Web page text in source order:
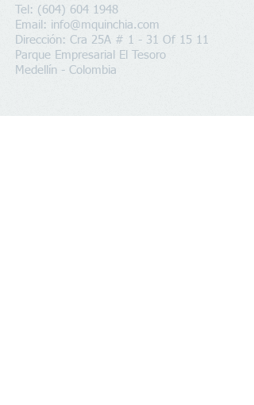
Tel: (604) 604 1948
Email: info@mquinchia.com
Dirección: Cra 25A # 1 - 31 Of 15 11
Parque Empresarial El Tesoro
Medellín - Colombia